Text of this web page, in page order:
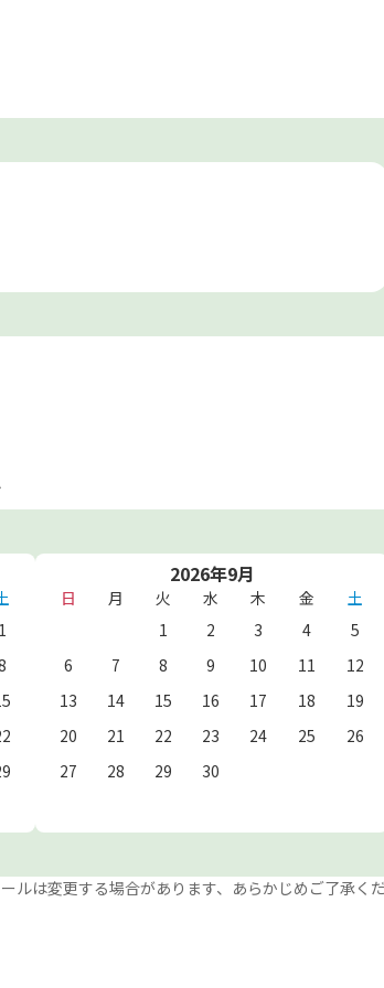
1
2026年9月
日 月 火 水 木 金
土
1
2 3 4
5
6
7 8 9 10 11
12
13
14 15 16 17 18
19
20
21 22 23 24 25
26
27
28 29 30
ルは変更する場合があります、あらかじめご了承くだ